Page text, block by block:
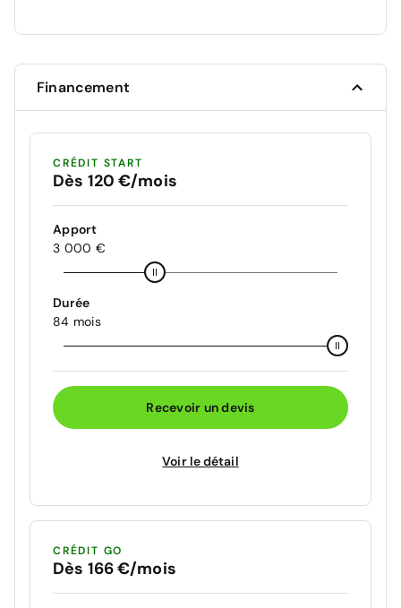
Financement
CRÉDIT START
Dès 120 €/mois
Apport
3 000 €
Durée
84 mois
Recevoir un devis
Voir le détail
CRÉDIT GO
Dès 166 €/mois